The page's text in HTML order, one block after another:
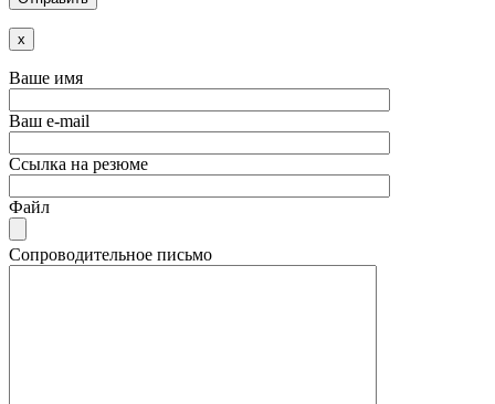
x
Ваше имя
Ваш e-mail
Ссылка на резюме
Файл
Сопроводительное письмо